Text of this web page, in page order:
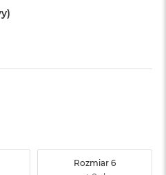
Rozmiar 6